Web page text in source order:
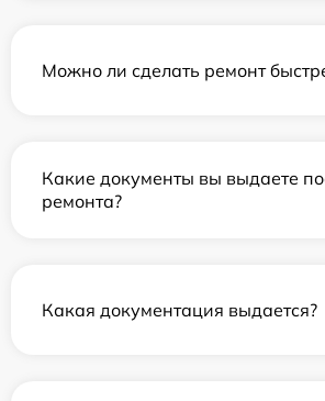
Можно ли сделать ремонт
Какие документы вы выдаете
ремонта?
Какая документация выдается?